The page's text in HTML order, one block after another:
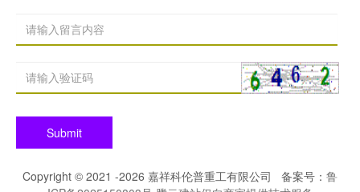
Submit
Copyright © 2021 -2026 嘉祥科伦普重工有限公司 备案号： 鲁